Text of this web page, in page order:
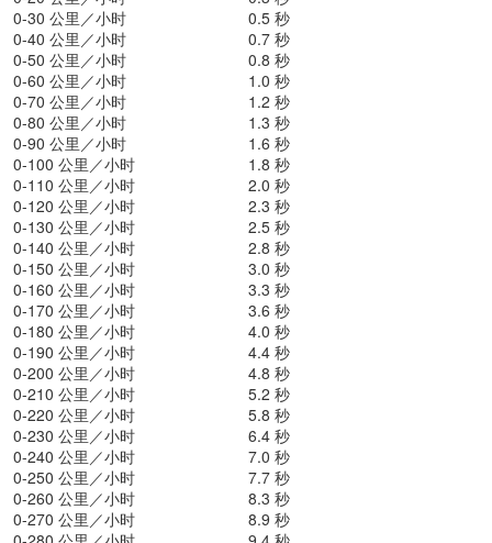
0-30 公里／小时
0.5 秒
0-40 公里／小时
0.7 秒
0-50 公里／小时
0.8 秒
0-60 公里／小时
1.0 秒
0-70 公里／小时
1.2 秒
0-80 公里／小时
1.3 秒
0-90 公里／小时
1.6 秒
0-100 公里／小时
1.8 秒
0-110 公里／小时
2.0 秒
0-120 公里／小时
2.3 秒
0-130 公里／小时
2.5 秒
0-140 公里／小时
2.8 秒
0-150 公里／小时
3.0 秒
0-160 公里／小时
3.3 秒
0-170 公里／小时
3.6 秒
0-180 公里／小时
4.0 秒
0-190 公里／小时
4.4 秒
0-200 公里／小时
4.8 秒
0-210 公里／小时
5.2 秒
0-220 公里／小时
5.8 秒
0-230 公里／小时
6.4 秒
0-240 公里／小时
7.0 秒
0-250 公里／小时
7.7 秒
0-260 公里／小时
8.3 秒
0-270 公里／小时
8.9 秒